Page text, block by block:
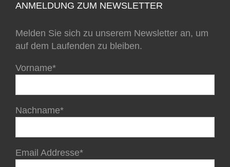
ANMELDUNG ZUM NEWSLETTER
Melden Sie sich zu unserem Newsletter an, um
auf dem Laufenden zu bleiben.
Vorname*
Nachname*
Email Addresse*